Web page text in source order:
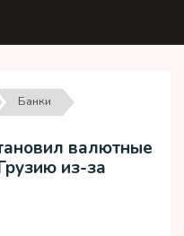
Банки
валютные
из-за